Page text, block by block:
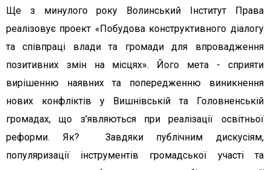
Ще з минулого року Волинський Інститут Права
реалізовує проект «Побудова конструктивного діалогу
та співпраці влади та громади для впровадження
позитивних змін на місцях». Його мета - сприяти
вирішенню наявних та попередженню виникнення
нових конфліктів у Вишнівській та Головненській
громадах, що з’являються при реалізації освітньої
реформи. Як? Завдяки публічним дискусіям,
популяризації інструментів громадської участі та